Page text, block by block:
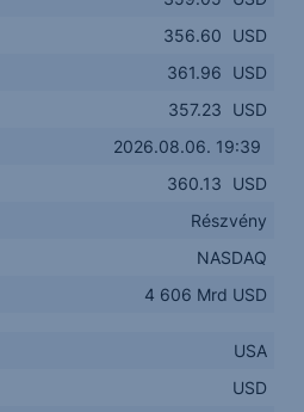
356.60
USD
361.96
USD
357.23
USD
2026.08.06. 19:39
360.13
USD
Részvény
NASDAQ
4 606 Mrd USD
USA
USD